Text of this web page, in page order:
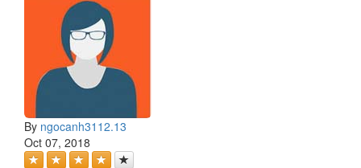
By ngocanh3112.13
Oct 07, 2018